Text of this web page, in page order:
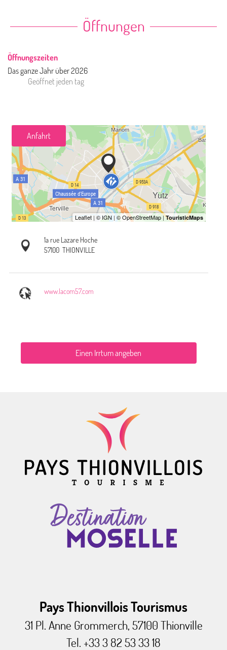
Öffnungen
Öffnungszeiten
Das ganze Jahr über 2026
Geöffnet jeden tag
Anfahrt
1a rue Lazare Hoche
57100 THIONVILLE
www.lacom57.com
Einen Irrtum angeben
Pays Thionvillois Tourismus
31 Pl. Anne Grommerch, 57100 Thionville
Tel. +33 3 82 53 33 18